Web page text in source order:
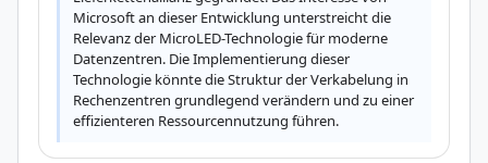
Microsoft an dieser Entwicklung unterstreicht die
Relevanz der MicroLED-Technologie für moderne
Datenzentren. Die Implementierung dieser
Technologie könnte die Struktur der Verkabelung in
Rechenzentren grundlegend verändern und zu einer
effizienteren Ressourcennutzung führen.